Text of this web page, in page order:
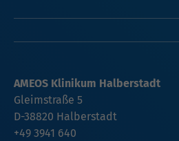
AMEOS Klinikum Halberstadt
Gleimstraße 5
D-38820 Halberstadt
+49 3941 640